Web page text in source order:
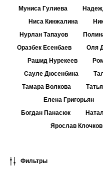
Муниса Гулиева
Ниса Кинжалина
Нурлан Тапауов
Оразбек Есенбаев
Оля
Рашид Нурекеев
Сауле Дюсенбина
Тамара Волкова
Елена Григорьян
Богдан Панасюк
Ярослав Клочков
Фильтры